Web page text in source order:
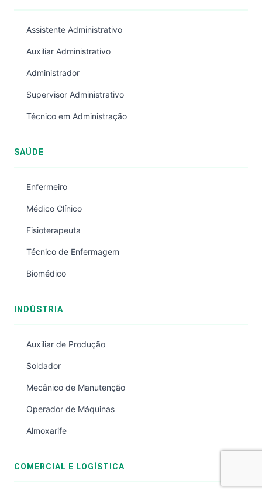
Assistente Administrativo
Auxiliar Administrativo
Administrador
Supervisor Administrativo
Técnico em Administração
SAÚDE
Enfermeiro
Médico Clínico
Fisioterapeuta
Técnico de Enfermagem
Biomédico
INDÚSTRIA
Auxiliar de Produção
Soldador
Mecânico de Manutenção
Operador de Máquinas
Almoxarife
COMERCIAL E LOGÍSTICA